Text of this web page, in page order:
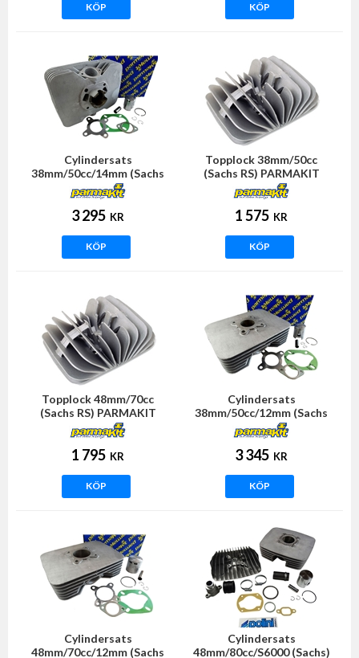
KÖP KÖP
Cylindersats
38mm/50cc/14mm (Sachs
5/6vxl)
3 295 KR
KÖP
Topplock 38mm/50cc
(Sachs RS) PARMAKIT
1 575 KR
KÖP
Topplock 48mm/70cc
(Sachs RS) PARMAKIT
1 795 KR
KÖP
Cylindersats
38mm/50cc/12mm (Sachs
5/6vxl) PARMAKIT
3 345 KR
KÖP
Cylindersats
48mm/70cc/12mm (Sachs
Cylindersats
48mm/80cc/S6000 (Sachs)